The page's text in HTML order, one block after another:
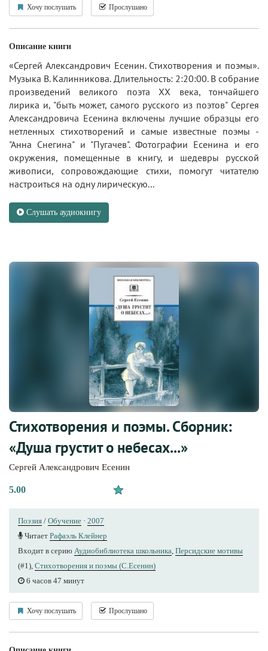
Хочу послушать Прослушано
Описание книги
«Сергей Александрович Есенин. Стихотворения и поэмы».
Музыка В. Калинникова. Длительность: 2:20:00. В собрание
произведений великого поэта XX века, тончайшего
лирика и, "быть может, самого русского из поэтов" Сергея
Александровича Есенина включены лучшие образцы его
нетленных стихотворений и самые известные поэмы -
"Анна Снегина" и "Пугачев". Фотографии Есенина и его
окружения, помещенные в книгу, и шедевры русской
живописи, сопровождающие стихи, помогут читателю
настроиться на одну лирическую...
Слушать аудиокнигу
Стихотворения и поэмы. Сборник:
«Душа грустит о небесах...»
Сергей Александрович Есенин
5.00
Поэзия / Обучение · 2007
Читает Рафаэль Клейнер
Входит в серию Аудиобиблиотека школьника Персидские мотивы
(#1), Стихотворения и поэмы (С.Есенин)
6 часов 47 минут
Хочу послушать Прослушано